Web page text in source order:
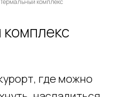
Термальный комплекс
где можно